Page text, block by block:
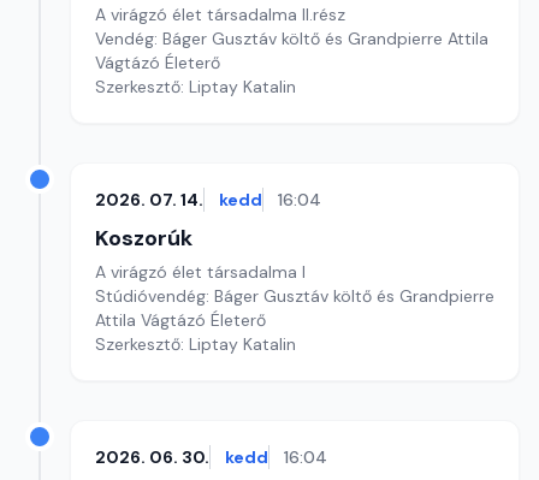
A virágzó élet társadalma II.rész
Vendég: Báger Gusztáv költő és Grandpierre Attila
Vágtázó Életerő
Szerkesztő: Liptay Katalin
2026. 07. 14. kedd 16:04
Koszorúk
A virágzó élet társadalma I
Stúdióvendég: Báger Gusztáv költő és Grandpierre
Attila Vágtázó Életerő
Szerkesztő: Liptay Katalin
2026. 06. 30. kedd 16:04